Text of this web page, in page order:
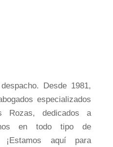
Desde 1981,
especializados
Rozas, dedicados a
en todo tipo de
¡Estamos aquí para